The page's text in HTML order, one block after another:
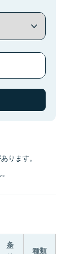
ります。
条
種類